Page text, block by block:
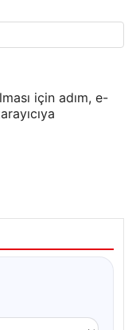
için adım, e-